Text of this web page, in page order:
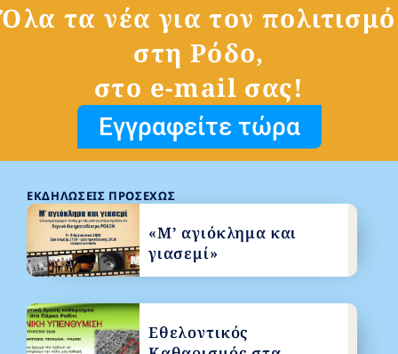
Όλα τα νέα για τον πολιτισμό
στη Ρόδο,
στο e-mail σας!
Εγγραφείτε τώρα
ΕΚΔΗΛΏΣΕΙΣ ΠΡΟΣΕΧΏΣ
«Μ’ αγιόκλημα και
γιασεμί»
Εθελοντικός